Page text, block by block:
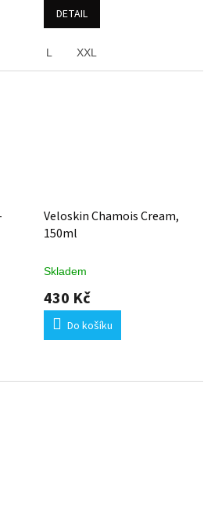
DETAIL
L XXL
Veloskin Chamois Cream,
150ml
Skladem
430 Kč
Do košíku